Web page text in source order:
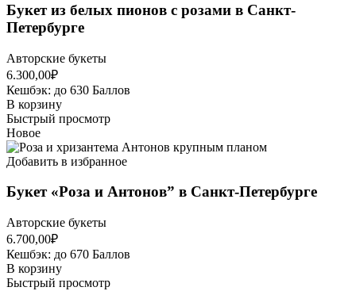
Букет из белых пионов с розами в Санкт-
Петербурге
Авторские букеты
6.300,00₽
Кешбэк: до 630 Баллов
В корзину
Быстрый просмотр
Новое
Добавить в избранное
Букет «Роза и Антонов” в Санкт-Петербурге
Авторские букеты
6.700,00₽
Кешбэк: до 670 Баллов
В корзину
Быстрый просмотр